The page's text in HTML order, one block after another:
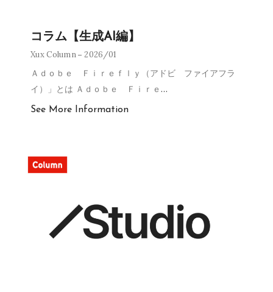
コラム【生成AI編】
Xux Column 2026/01
Ａｄｏｂｅ Ｆｉｒｅｆｌｙ（アドビ ファイアフラ
イ）」とは Ａｄｏｂｅ Ｆｉｒｅ …
See More Information